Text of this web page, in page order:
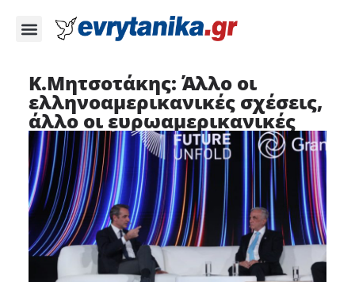
Κ.Μητσοτάκης: Άλλο οι
ελληνοαμερικανικές σχέσεις,
άλλο οι ευρωαμερικανικές